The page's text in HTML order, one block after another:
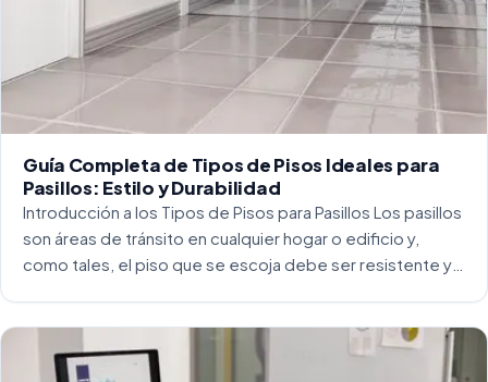
Guía Completa de Tipos de Pisos Ideales para
Pasillos: Estilo y Durabilidad
Introducción a los Tipos de Pisos para Pasillos Los pasillos
son áreas de tránsito en cualquier hogar o edificio y,
como tales, el piso que se escoja debe ser resistente y